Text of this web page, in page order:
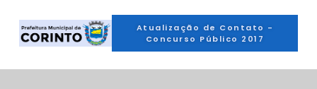
Atualização de Contato -
Concurso Público 2017